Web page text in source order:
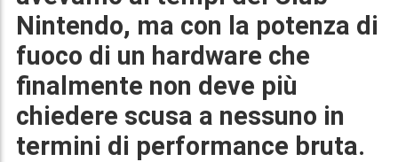
Nintendo, ma con la potenza di
fuoco di un hardware che
finalmente non deve più
chiedere scusa a nessuno in
termini di performance bruta.